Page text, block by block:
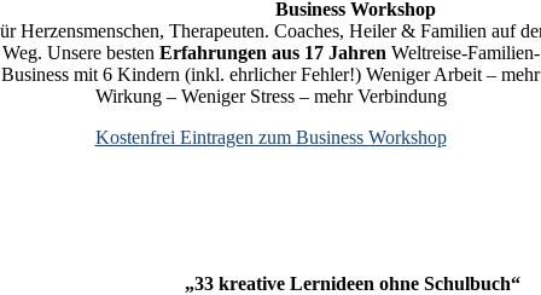
Business Workshop
Herzensmenschen, Therapeuten. Coaches, Heiler & Familien auf
Weg. Unsere besten Erfahrungen aus 17 Jahren Weltreise-Familien-
Business mit 6 Kindern (inkl. ehrlicher Fehler!) Weniger Arbeit – mehr
Wirkung – Weniger Stress – mehr Verbindung
Kostenfrei Eintragen zum Business Workshop
„33 kreative Lernideen ohne Schulbuch“